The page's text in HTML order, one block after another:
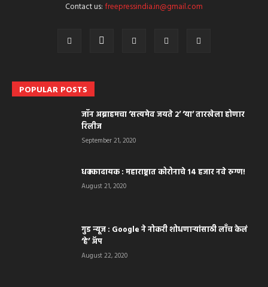
Contact us:freepressindia.in@gmail.com
POPULAR POSTS
जॉन अब्राहमचा ‘सत्यमेव जयते २’ ‘या’ तारखेला होणार
रिलीज
September 21, 2020
धक्कादायक : महाराष्ट्रात कोरोनाचे १४ हजार नवे रुग्ण!
August 21, 2020
गुड न्यूज : Google ने नोकरी शोधणाऱ्यांसाठी लाँच केलं
‘हे’ अ‍ॅप
August 22, 2020